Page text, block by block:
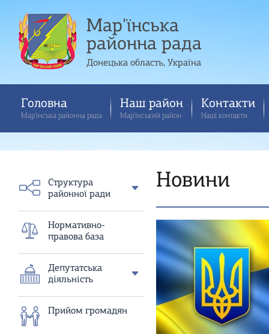
Мар'їнська
районна рада
Донецька область, Україна
Головна
Мар'їнська районна рада
Наш район
Мар'їнський район
Контакти
Наші контакти
Структура
районної ради
Нормативно-
правова база
Депутатська
діяльність
Прийом громадян
Новини